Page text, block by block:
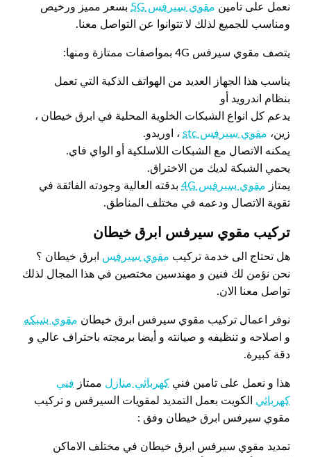
نعمل على تامين مقوي سيرفس 5G
بسعر مميز ورخيص
ومناسب للجميع لذلك لا تتوانوا عن التواصل معنا.
يتصف مقوي سيرفس 4G بمواصفات ممتازة ومنها:
يناسب هذا الجهاز العديد من الهواتف الذكية التي تعمل
بنظام اندرويد أو
يدعم كل انواع الشبكات الخلوية المحلية في ابرق خيطان ،
زين، مقوي سيرفس stc
، اوريدو.
يمكنه الاتصال مع الشبكات اللاسلكية أو الواي فاي.
يحمي الشبكة لديك من الاختراق.
يمتاز مقوي سيرفس 4G
بدقته العالية وجودته الفائقة في
تقوية الاتصال ودعمه في مختلف المناطق.
تركيب مقوي سيرفس ابرق خيطان
هل تحتاج الى خدمة تركيب مقوي سيرفس ابرق خيطان ؟
نحن نؤمن لك فنين و مهندسين مختصين في هذا المجال لذلك
تواصل معنا الان.
نوفر اعمال تركيب مقوي سيرفس ابرق خيطان مقوي شبكه
و اصلاحه و تنظيفه و صيانته و أيضا برمجته باحتراف عالي و
دقة كبيرة.
هذا و نعمل على تامين فني كهربائي منازل ممتاز فني
كهربائي الكويت بعمل التمديد لمقويات السيرفس و تركيب
مقوي سيرفس ابرق خيطان وفق :
تمديد مقوي سيرفس ابرق خيطان في مختلف الاماكن